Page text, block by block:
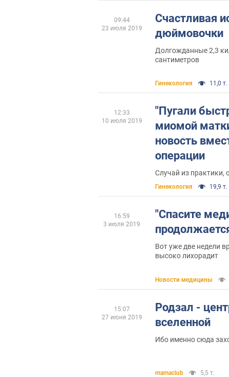
Счастливая
дюймовочки
Долгожданные 2,3
сантиметров
Гинекология 11,0 т.
09:44
23 июля 2019
"Пугали
миомой
новость
операции
Случай из практики,
Гинекология 19,9 т.
12:33
10 июля 2019
"Спасите
Вот уже две недели
высоко лихорадит
Новости медицины
16:59
3 июля 2019
Родзал -
вселенной
Ибо именно сюда
mamaclub 5,5 т.
15:07
27 июня 2019